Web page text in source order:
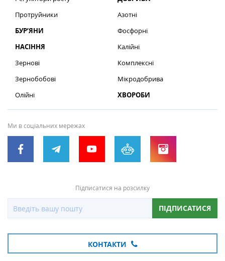
Протруйники
БУР’ЯНИ
НАСІННЯ
Зернові
Зернобобові
Олійні
Азотні
Фосфорні
Калійні
Комплексні
Мікродобрива
ХВОРОБИ
Ми в соціальних мережах
Підписатися на розсилку
ПІДПИСАТИСЯ
КОНТАКТИ